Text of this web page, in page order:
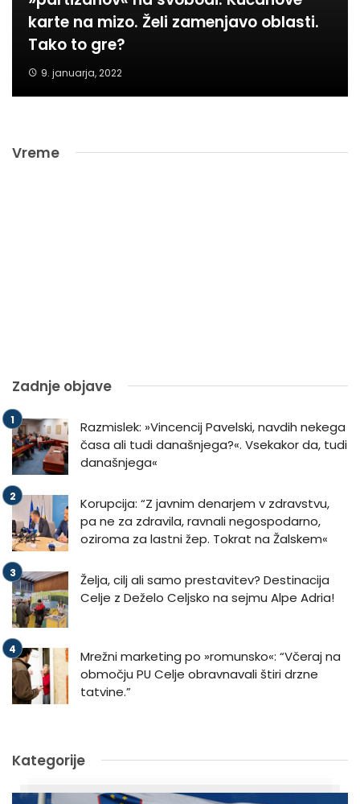
karte na mizo. Želi zamenjavo oblasti.
Tako to gre?
9. januarja, 2022
Vreme
Zadnje objave
Razmislek: »Vincencij Pavelski, navdih nekega
časa ali tudi današnjega?«. Vsekakor da, tudi
današnjega«
Korupcija: “Z javnim denarjem v zdravstvu,
pa ne za zdravila, ravnali negospodarno,
oziroma za lastni žep. Tokrat na Žalskem«
Želja, cilj ali samo prestavitev? Destinacija
Celje z Deželo Celjsko na sejmu Alpe Adria!
Mrežni marketing po »romunsko«: “Včeraj na
območju PU Celje obravnavali štiri drzne
tatvine.”
Kategorije